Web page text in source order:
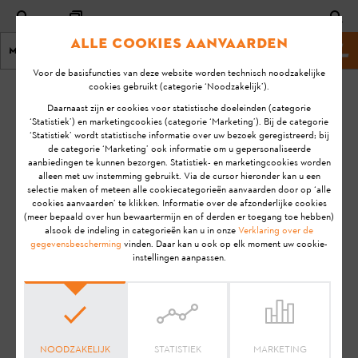
Menu Stihl-website
KA-01553
Wat betekenen de
laadtijden van 80%
en 100%?
ACCU LAADBEHEER
Laatste
update:
9/12/2021
FAQ
Gebruik
Aanwijzing:Voordat je jouw STIHL product gebruiksklaar
maakt, in gebruik neemt, reinigt, transporteert, opslaat,
onderhoudt, repareert, problemen oplost of afvoert, dien je de
gebruiksaanwijzing
zorgvuldig door te lezen. De
gebruiksaanwijzing bevat veiligheidsinstructies en ondersteunt
Alle cookies aanvaarden
Voor de basisfuncties van deze website worden technisch noodzakelijke
cookies gebruikt (categorie ‘Noodzakelijk’).
Daarnaast zijn er cookies voor statistische doeleinden (categorie
‘Statistiek’) en marketingcookies (categorie ‘Marketing’). Bij de categorie
‘Statistiek’ wordt statistische informatie over uw bezoek geregistreerd; bij
de categorie ‘Marketing’ ook informatie om u gepersonaliseerde
aanbiedingen te kunnen bezorgen. Statistiek- en marketingcookies worden
alleen met uw instemming gebruikt. Via de cursor hieronder kan u een
selectie maken of meteen alle cookiecategorieën aanvaarden door op ‘alle
cookies aanvaarden’ te klikken. Informatie over de afzonderlijke cookies
(meer bepaald over hun bewaartermijn en of derden er toegang toe hebben)
alsook de indeling in categorieën kan u in onzeVerklaring over de
gegevensbescherming vinden. Daar kan u ook op elk moment uw cookie-
instellingen aanpassen.
NOODZAKELIJK STATISTIEK MARKETING